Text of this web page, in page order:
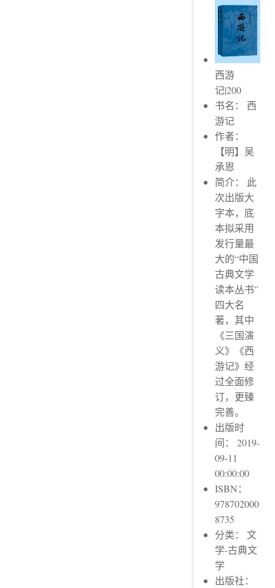
西游
记|200
书名： 西
游记
作者：
【明】吴
承恩
简介： 此
次出版大
字本，底
本拟采用
发行量最
大的“中国
古典文学
读本丛书”
四大名
著，其中
《三国演
义》《西
游记》经
过全面修
订，更臻
完善。
出版时
间： 2019-
09-11
00:00:00
ISBN：
978702000
8735
分类： 文
学-古典文
学
出版社：